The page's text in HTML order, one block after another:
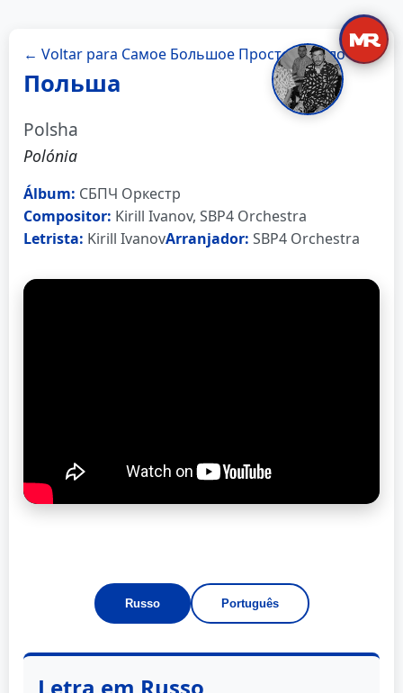
← Voltar para Самое Большое Простое Число
Польша
Polsha
Polónia
Álbum: СБПЧ Оркестр
Compositor: Kirill Ivanov, SBP4 Orchestra
Letrista: Kirill IvanovArranjador: SBP4 Orchestra
Russo Português
Letra em Russo